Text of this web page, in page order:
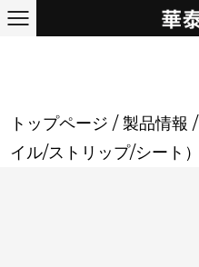
トップページ / 製品情報 /
イル/ストリップ/シート）